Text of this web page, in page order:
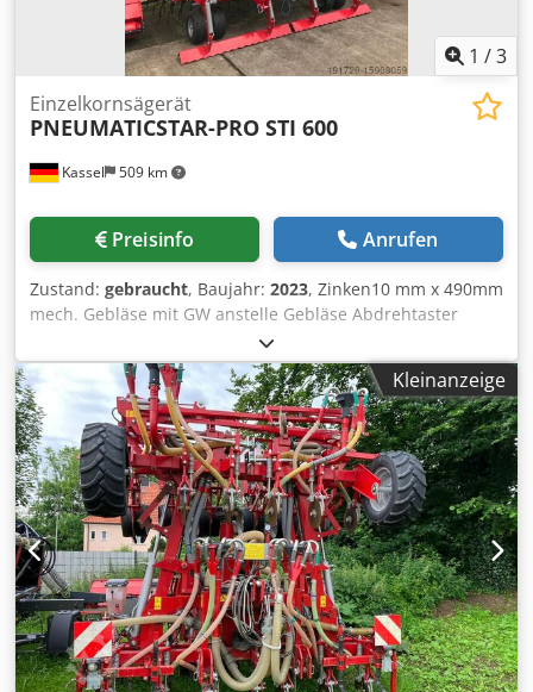
1 /3
Kassel 509 km
Einzelkornsägerät
PNEUMATICSTAR-PRO STI 600
Preisinfo Anrufen
Zustand: gebraucht, Baujahr: 2023, Zinken10 mm x 490mm
mech. Gebläse mit GW anstelle Gebläse Abdrehtaster
hinten / am Gerät Warntafeln mit Beleuchtung nac /
Dcjdetgth Nspfx Ah Nsk
Kleinanzeige